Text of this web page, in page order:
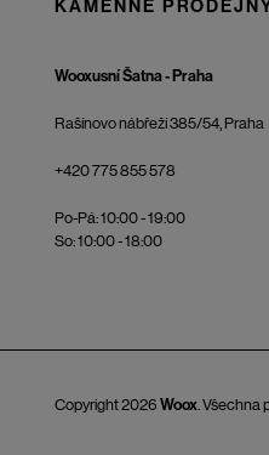
KAMENNÉ
Wooxusní Šatna - Praha
Rašínovo nábřeží 385/54, Praha
+420 775 855 578
Po-Pá: 10:00 - 19:00
So: 10:00 - 18:00
Copyright 2026 Woox. Všechna